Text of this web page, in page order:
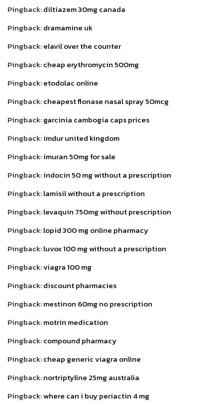
Pingback:diltiazem 30mg canada
Pingback:dramamine uk
Pingback:elavil over the counter
Pingback:cheap erythromycin 500mg
Pingback:etodolac online
Pingback:cheapest flonase nasal spray 50mcg
Pingback:garcinia cambogia caps prices
Pingback:imdur united kingdom
Pingback:imuran 50mg for sale
Pingback:indocin 50 mg without a prescription
Pingback:lamisil without a prescription
Pingback:levaquin 750mg without prescription
Pingback:lopid 300 mg online pharmacy
Pingback:luvox 100 mg without a prescription
Pingback:viagra 100 mg
Pingback:discount pharmacies
Pingback:mestinon 60mg no prescription
Pingback:motrin medication
Pingback:compound pharmacy
Pingback:cheap generic viagra online
Pingback:nortriptyline 25mg australia
Pingback:where can i buy periactin 4 mg